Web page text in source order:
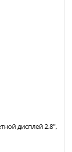
дисплей 2.8",